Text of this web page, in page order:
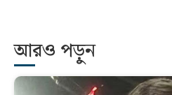
আরও পড়ুন